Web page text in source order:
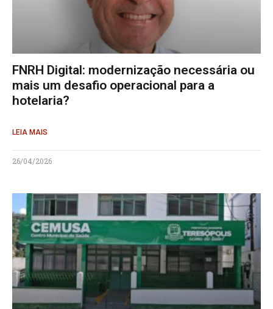
FNRH Digital: modernização necessária ou
mais um desafio operacional para a
hotelaria?
LEIA MAIS
26/04/2026